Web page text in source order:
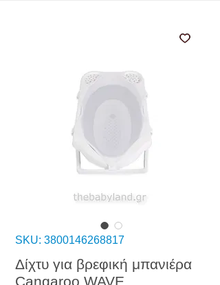
SKU: 3800146268817
Δίχτυ για βρεφική μπανιέρα
Cangaroo WAVE